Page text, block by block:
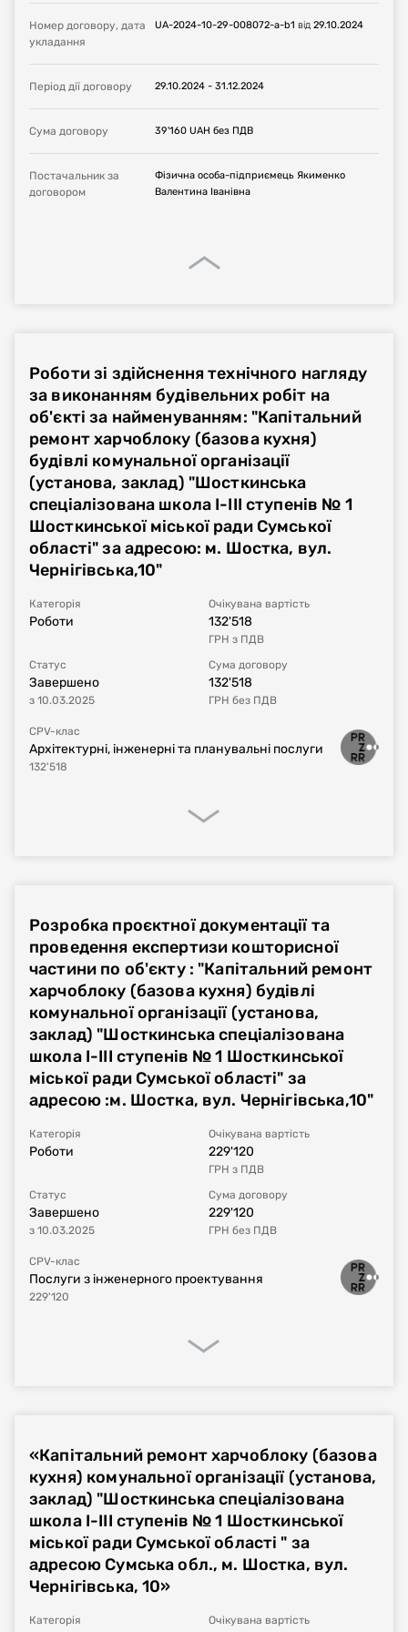
Номер договору, дата
укладання
UA-2024-10-29-008072-a-b1 від 29.10.2024
Період дії договору 29.10.2024 - 31.12.2024
Сума договору 39'160 UAH без ПДВ
Постачальник за
договором
Фізична особа-підприємець Якименко
Валентина Іванівна
Роботи зі здійснення технічного нагляду
за виконанням будівельних робіт на
об'єкті за найменуванням: "Капітальний
ремонт харчоблоку (базова кухня)
будівлі комунальної організації
(установа, заклад) "Шосткинська
спеціалізована школа І-ІІІ ступенів № 1
Шосткинської міської ради Сумської
області" за адресою: м. Шостка, вул.
Чернігівська,10"
Категорія
Роботи
Очікувана вартість
132'518
ГРН з ПДВ
Статус
Завершено
з 10.03.2025
Сума договору
132'518
ГРН без ПДВ
CPV-клас
Архітектурні, інженерні та планувальні послуги
132'518
Номер плану UA-P-2024-11-06-006107-a
Тип процедури Звіт про укладений договір
Номер договору, дата
укладання
UA-2024-11-06-004980-a-c1 від 06.11.2024
Період дії договору 06.11.2024-31.12.2024
Сума договору UAH без ПДВ
договором
Фізична особа-підприємець Могила Юлія
Володимирівна
Розробка проєктної документації та
проведення експертизи кошторисної
частини по об'єкту : "Капітальний ремонт
харчоблоку (базова кухня) будівлі
комунальної організації (установа,
заклад) "Шосткинська спеціалізована
школа І-ІІІ ступенів № 1 Шосткинської
міської ради Сумської області" за
адресою :м. Шостка, вул. Чернігівська,10"
Категорія
Роботи
Очікувана вартість
229'120
ГРН з ПДВ
Статус
Завершено
з 10.03.2025
Сума договору
229'120
ГРН без ПДВ
CPV-клас
Послуги з інженерного проектування
229'120
Номер плану UA-P-2024-08-05-002156-a
Тип процедури Звіт про укладений договір
Номер договору, дата
укладання
UA-2024-08-05-001612-a-a1 від
Період дії договору
«Капітальний ремонт харчоблоку (базова
кухня) комунальної організації (установа,
заклад) "Шосткинська спеціалізована
школа І-ІІІ ступенів № 1 Шосткинської
міської ради Сумської області " за
адресою Сумська обл., м. Шостка, вул.
Чернігівська, 10»
Категорія Очікувана вартість